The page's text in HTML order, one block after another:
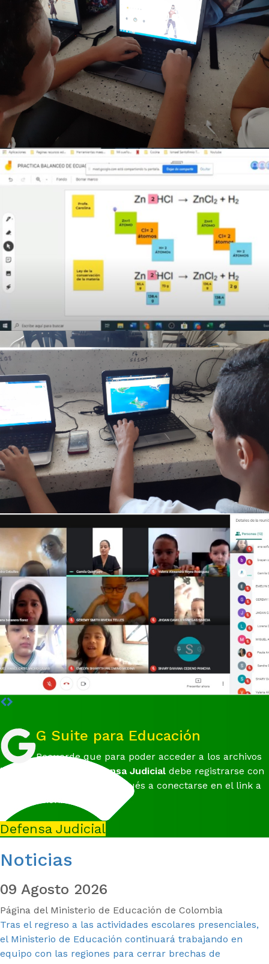
G Suite para Educación
Recuerde que para poder acceder a los archivos
institucionales del
Defensa Judicial debe registrarse con
su cuenta de Google y después a conectarse en el link a
continuación.
Defensa Judicial
Noticias
09 Agosto 2026
Página del Ministerio de Educación de Colombia
Tras el regreso a las actividades escolares presenciales,
el Ministerio de Educación continuará trabajando en
equipo con las regiones para cerrar brechas de